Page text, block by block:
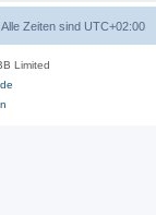
Alle Zeiten sind UTC+02:00
Limited